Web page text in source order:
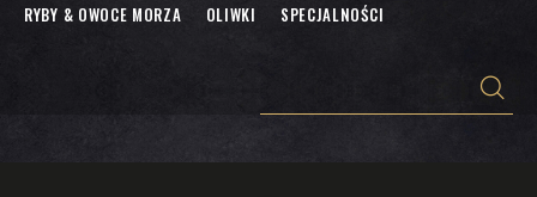
RYBY & OWOCE MORZA
OLIWKI SPECJALNOŚCI